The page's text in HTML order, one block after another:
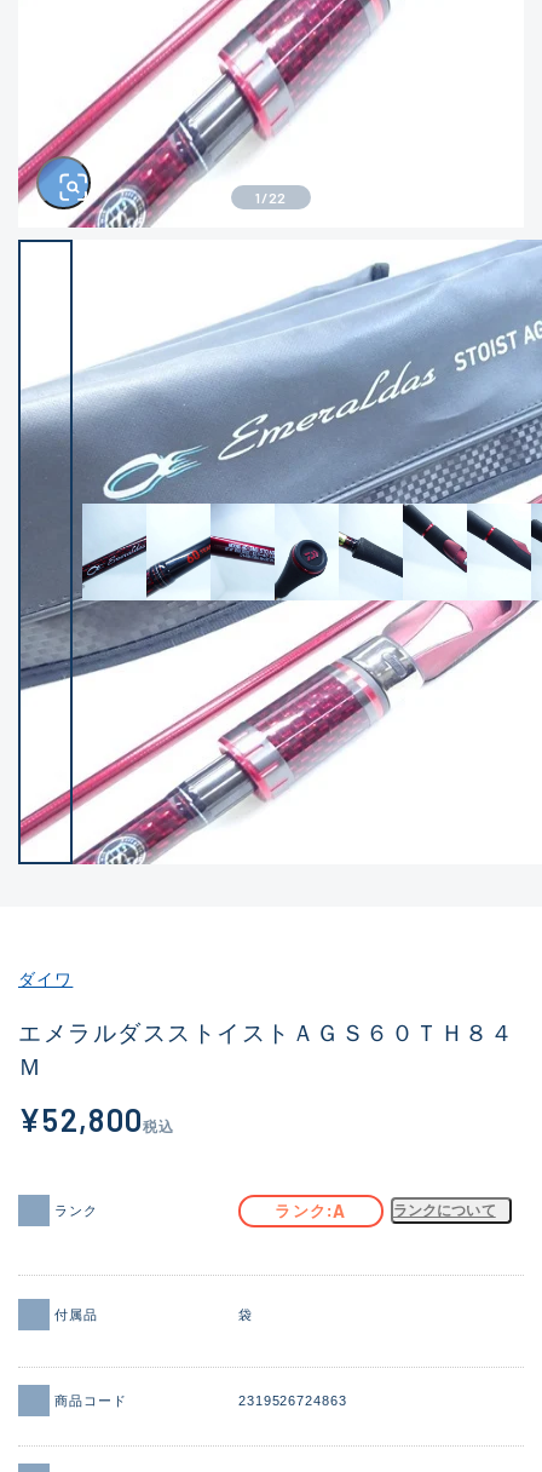
イシグロ岡崎若松店
イシグロ岡崎大樹寺店
イシグロ焼津店
イシグロ掛川店
イシグロ沼津店
イシグロ富士店
イシグロ磐田店
イシグロ御殿場店
イシグロ伊東店
SA(2966)
A(17372)
(22046)
C(38915)
C-(5173)
D(2211)
その他
新商品(2059)
値下げ品
DCチェック済 (1340)
1 /22
ダイワ
エメラルダスストイストＡＧＳ６０ＴＨ８４
Ｍ
¥52,800税込
ランク ランク A ランクについて
付属品 袋
商品コード 2319526724863